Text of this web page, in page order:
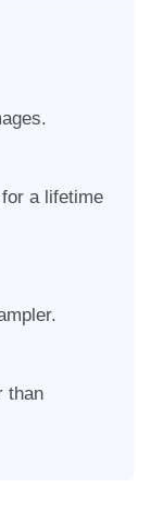
a lifetime
than